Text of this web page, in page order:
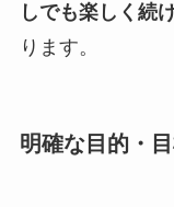
しでも楽しく続
ります。
明確な目的・